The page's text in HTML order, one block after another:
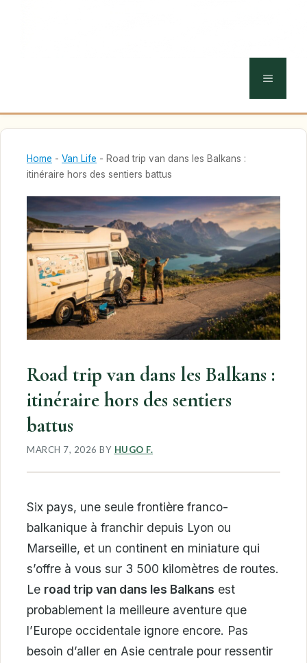
MENU
Home - Van Life - Road trip van dans les Balkans :
itinéraire hors des sentiers battus
Road trip van dans les Balkans :
itinéraire hors des sentiers
battus
MARCH 7, 2026 BY HUGO F.
Six pays, une seule frontière franco-
balkanique à franchir depuis Lyon ou
Marseille, et un continent en miniature qui
s’offre à vous sur 3 500 kilomètres de routes.
Le road trip van dans les Balkans est
probablement la meilleure aventure que
l’Europe occidentale ignore encore. Pas
besoin d’aller en Asie centrale pour ressentir